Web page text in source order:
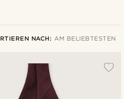
NACH: AM BELIEBTESTEN
Am Beliebtesten
Niedrigster Preis